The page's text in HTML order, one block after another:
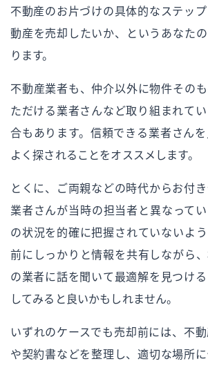
不動産のお片づけの具体的なステッ
動産を売却したいか、というあなた
ります。
不動産業者も、仲介以外に物件その
ただける業者さんなど取り組まれて
合もあります。信頼できる業者さん
よく探されることをオススメします。
とくに、ご両親などの時代からお付
業者さんが当時の担当者と異なって
の状況を的確に把握されていないよ
前にしっかりと情報を共有しながら
の業者に話を聞いて最適解を見つけ
してみると良いかもしれません。
いずれのケースでも売却前には、不
や契約書などを整理し、適切な場所